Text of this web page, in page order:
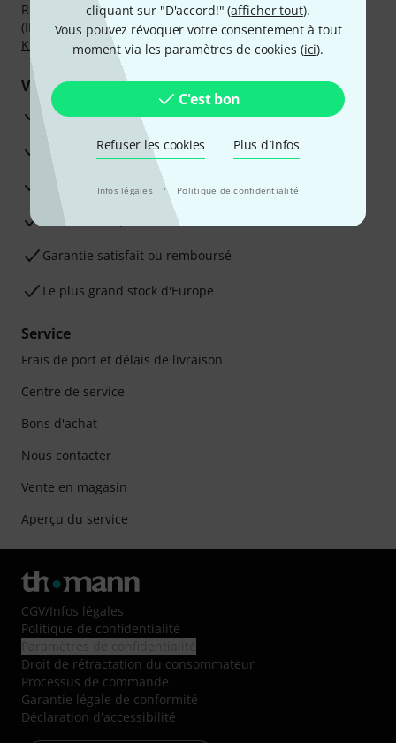
cliquant sur "D'accord!" (afficher tout).
Vous pouvez révoquer votre consentement à tout
moment via les paramètres de cookies (ici).
C'est bon
Refuser les cookies Plus d´infos
Infos légales · Politique de confidentialité
Réglez de manière sûre et sécurisée par Virement
(IBAN/BIC), PayPal, Amazon Pay,Klarna Payer Maintenant
Klarna Payer en 3 foisou Carte de crédit.
Vos avantages
Ga­ran­tie Thomann 3 ans
Garantie 30 jours satisfait ou remboursé
Service de réparation
Conseils d'experts en la matière
Garantie satisfait ou remboursé
Le plus grand stock d'Europe
Service
Frais de port et délais de livraison
Centre de service
Bons d'achat
Nous contacter
Vente en magasin
Aperçu du service
CGV/Infos légales
Politique de confidentialité
Droit de rétractation du consommateur
Processus de commande
Garantie légale de conformité
Déclaration d'accessibilité